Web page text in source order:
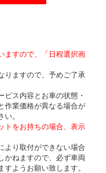
ますので、「日程選択画
りますので、予めご了承
ス内容とお車の状態・
作業価格が異なる場合が
。
トをお持ちの場合、表示
より取付ができない場合
かねますので、必ず車両
ようお願い致します。